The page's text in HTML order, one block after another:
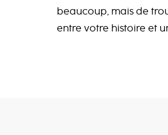
beaucoup, mais de
entre votre histoire et